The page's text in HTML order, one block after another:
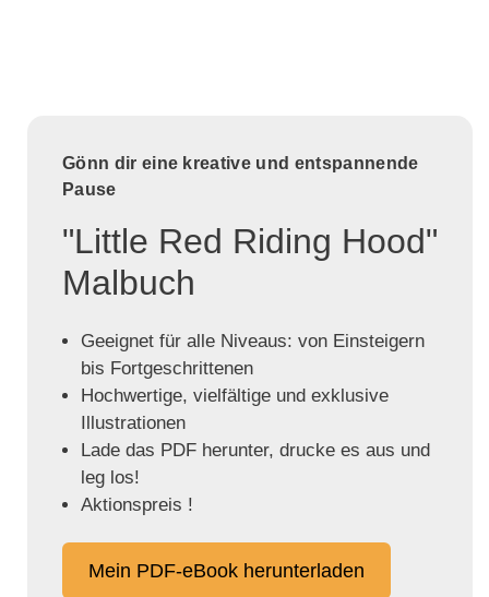
Gönn dir eine kreative und entspannende
Pause
"Little Red Riding Hood"
Malbuch
Geeignet für alle Niveaus: von Einsteigern
bis Fortgeschrittenen
Hochwertige, vielfältige und exklusive
Illustrationen
Lade das PDF herunter, drucke es aus und
leg los!
Aktionspreis !
Mein PDF-eBook herunterladen